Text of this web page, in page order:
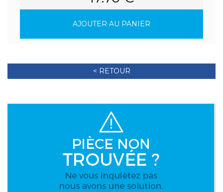
AJOUTER AU PANIER
< RETOUR